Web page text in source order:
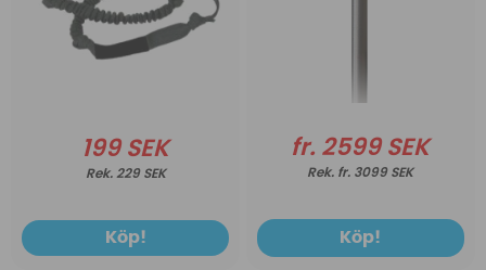
199 SEK
229 SEK
Köp!
fr. 2599 SEK
fr. 3099 SEK
Köp!